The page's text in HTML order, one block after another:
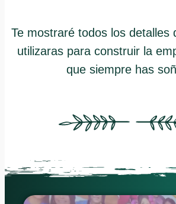
Te mostraré todos los detalles
utilizaras para construir la
que siempre has